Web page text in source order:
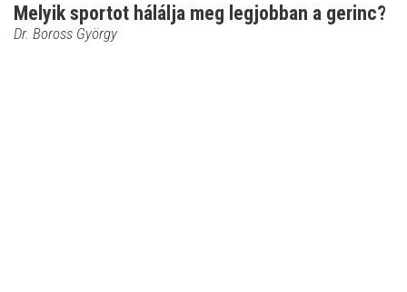
Melyik sportot hálálja meg legjobban a gerinc?
Dr. Boross György